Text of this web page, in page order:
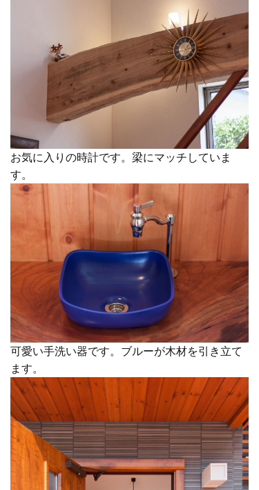
お気に入りの時計です。梁にマッチしていま
す。
可愛い手洗い器です。ブルーが木材を引き立て
ます。